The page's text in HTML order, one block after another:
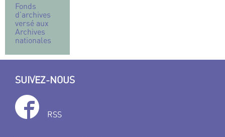
Fonds
d’archives
versé aux
Archives
nationales
SUIVEZ-NOUS
RSS